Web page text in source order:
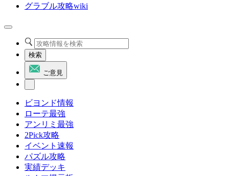
グラブル攻略wiki
検索
ご意見
ビヨンド情報
ローテ最強
アンリミ最強
2Pick攻略
イベント速報
パズル攻略
実績デッキ